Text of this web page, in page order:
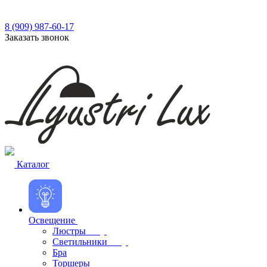
8 (909) 987-60-17
Заказать звонок
Каталог
Освещение
Люстры
Светильники
Бра
Торшеры